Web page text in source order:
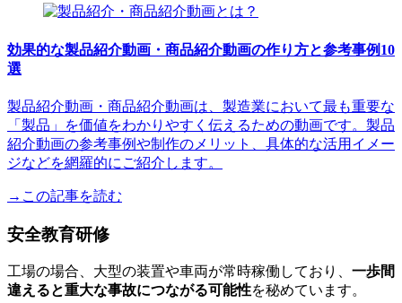
効果的な製品紹介動画・商品紹介動画の作り方と参考事例10
選
製品紹介動画・商品紹介動画は、製造業において最も重要な
「製品」を価値をわかりやすく伝えるための動画です。製品
紹介動画の参考事例や制作のメリット、具体的な活用イメー
ジなどを網羅的にご紹介します。
→この記事を読む
安全教育研修
工場の場合、大型の装置や車両が常時稼働しており、 一歩間
違えると重大な事故につながる可能性を秘めています。